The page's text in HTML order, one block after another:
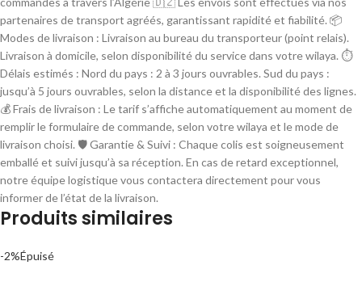
partenaires de transport agréés, garantissant rapidité et fiabilité. 📦
Modes de livraison : Livraison au bureau du transporteur (point relais).
Livraison à domicile, selon disponibilité du service dans votre wilaya. ⏱
Délais estimés : Nord du pays : 2 à 3 jours ouvrables. Sud du pays :
jusqu’à 5 jours ouvrables, selon la distance et la disponibilité des lignes.
💰 Frais de livraison : Le tarif s’affiche automatiquement au moment de
remplir le formulaire de commande, selon votre wilaya et le mode de
livraison choisi. 🛡 Garantie & Suivi : Chaque colis est soigneusement
emballé et suivi jusqu’à sa réception. En cas de retard exceptionnel,
notre équipe logistique vous contactera directement pour vous
informer de l’état de la livraison.
Produits similaires
-2%Épuisé